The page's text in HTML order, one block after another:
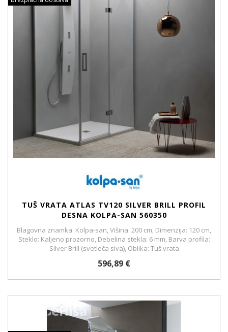
TUŠ VRATA ATLAS TV120 SILVER BRILL PROFIL
DESNA KOLPA-SAN 560350
Blagovna znamka: Kolpa-san, Višina: 200 cm, Dimenzija: 120 cm,
Steklo: Kaljeno prozorno, Debelina stekla: 6 mm, Barva profila:
Silver Brill (svetleča siva), Oblika: Tuš vrata
596,89 €